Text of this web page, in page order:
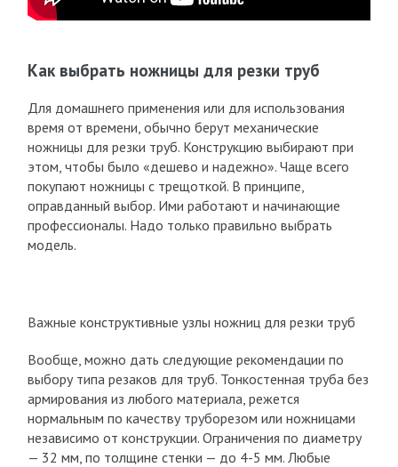
Как выбрать ножницы для резки труб
Для домашнего применения или для использования
время от времени, обычно берут механические
ножницы для резки труб. Конструкцию выбирают при
этом, чтобы было «дешево и надежно». Чаще всего
покупают ножницы с трещоткой. В принципе,
оправданный выбор. Ими работают и начинающие
профессионалы. Надо только правильно выбрать
модель.
Важные конструктивные узлы ножниц для резки труб
Вообще, можно дать следующие рекомендации по
выбору типа резаков для труб. Тонкостенная труба без
армирования из любого материала, режется
нормальным по качеству труборезом или ножницами
независимо от конструкции. Ограничения по диаметру
— 32 мм, по толщине стенки — до 4-5 мм. Любые